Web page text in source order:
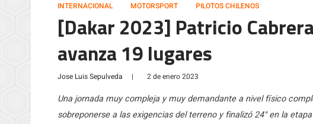
INTERNACIONAL MOTORSPORT PILOTOS CHILENOS
[Dakar 2023] Patricio
avanza 19 lugares
Jose Luis Sepulveda | 2 de enero 2023
Una jornada muy compleja y muy demandante a nivel físico
sobreponerse a las exigencias del terreno y finalizó 24° en la